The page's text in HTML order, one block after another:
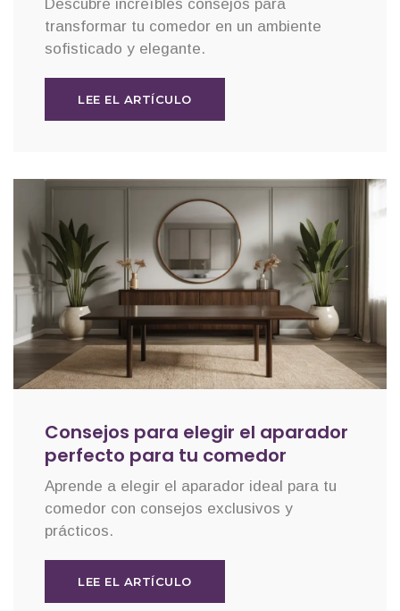
Descubre increíbles consejos para
transformar tu comedor en un ambiente
sofisticado y elegante.
LEE EL ARTÍCULO
Consejos para elegir el aparador
perfecto para tu comedor
Aprende a elegir el aparador ideal para tu
comedor con consejos exclusivos y
prácticos.
LEE EL ARTÍCULO